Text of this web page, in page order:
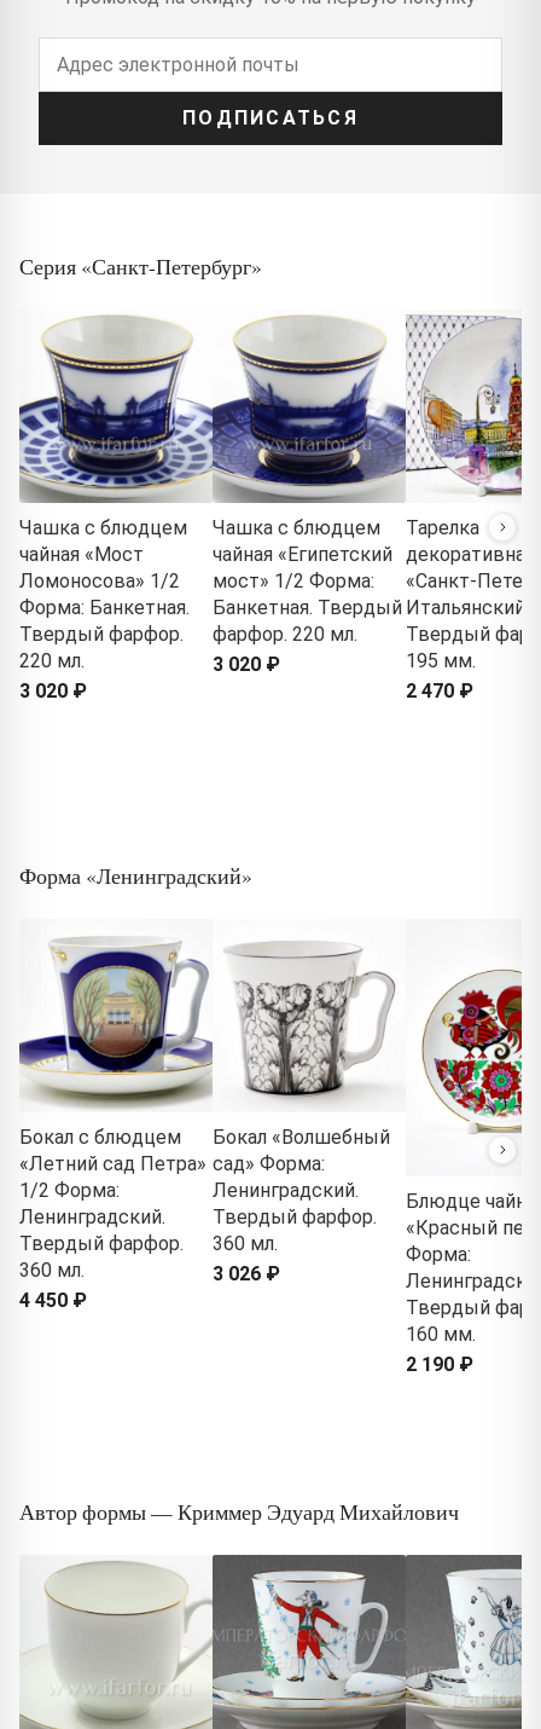
ПОДПИСАТЬСЯ
Серия «Санкт-Петербург»
Чашка с блюдцем
чайная «Мост
Ломоносова» 1/2
Форма: Банкетная.
Твердый фарфор.
220 мл.
3 020 ₽
Чашка с блюдцем
чайная «Египетский
мост» 1/2 Форма:
Банкетная. Твердый
фарфор. 220 мл.
3 020 ₽
Тарелка
декоративная
«Санкт-
Итальянский
Твердый
195 мм.
2 470 ₽
Форма «Ленинградский»
Бокал с блюдцем
«Летний сад Петра»
1/2 Форма:
Ленинградский.
Твердый фарфор.
360 мл.
4 450 ₽
Бокал «Волшебный
сад» Форма:
Ленинградский.
Твердый фарфор.
360 мл.
3 026 ₽
Блюдце
«Красный
Форма:
Твердый
160 мм.
2 190 ₽
Автор формы — Криммер Эдуард Михайлович